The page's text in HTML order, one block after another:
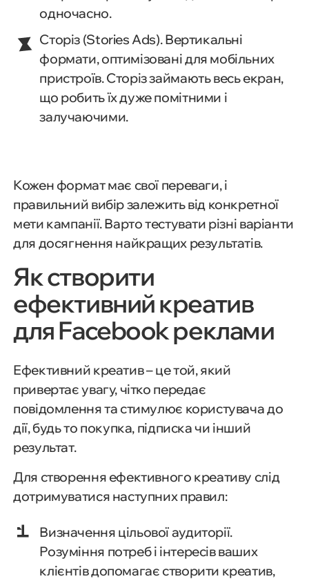
одночасно.
Сторіз (Stories Ads). Вертикальні
формати, оптимізовані для мобільних
пристроїв. Сторіз займають весь екран,
що робить їх дуже помітними і
залучаючими.
Кожен формат має свої переваги, і
правильний вибір залежить від конкретної
мети кампанії. Варто тестувати різні варіанти
для досягнення найкращих результатів.
Як створити
ефективний креатив
для Facebook реклами
Ефективний креатив – це той, який
привертає увагу, чітко передає
повідомлення та стимулює користувача до
дії, будь то покупка, підписка чи інший
результат.
Для створення ефективного креативу слід
дотримуватися наступних правил:
Визначення цільової аудиторії.
Розуміння потреб і інтересів ваших
клієнтів допомагає створити креатив,